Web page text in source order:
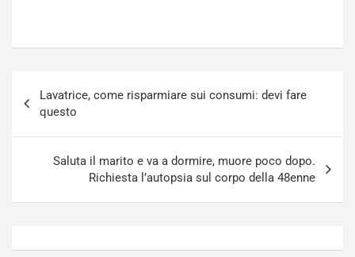
articoli
Lavatrice, come risparmiare sui consumi: devi fare
questo
Saluta il marito e va a dormire, muore poco dopo.
Richiesta l’autopsia sul corpo della 48enne